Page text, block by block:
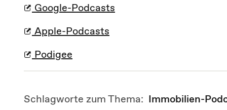
Google-Podcasts
Apple-Podcasts
Podigee
Schlagworte zum Thema: Immobilien-